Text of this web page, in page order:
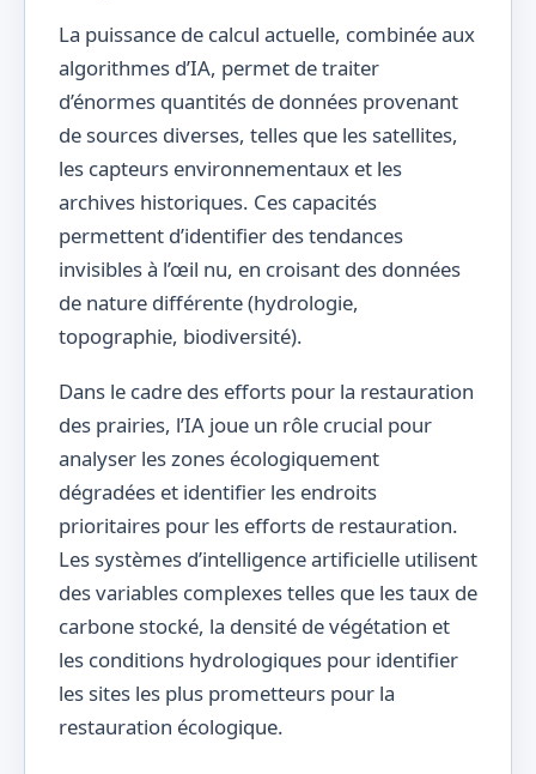
La puissance de calcul actuelle, combinée aux
algorithmes d’IA, permet de traiter
d’énormes quantités de données provenant
de sources diverses, telles que les satellites,
les capteurs environnementaux et les
archives historiques. Ces capacités
permettent d’identifier des tendances
invisibles à l’œil nu, en croisant des données
de nature différente (hydrologie,
topographie, biodiversité).
Dans le cadre des efforts pour la restauration
des prairies, l’IA joue un rôle crucial pour
analyser les zones écologiquement
dégradées et identifier les endroits
prioritaires pour les efforts de restauration.
Les systèmes d’intelligence artificielle utilisent
des variables complexes telles que les taux de
carbone stocké, la densité de végétation et
les conditions hydrologiques pour identifier
les sites les plus prometteurs pour la
restauration écologique.